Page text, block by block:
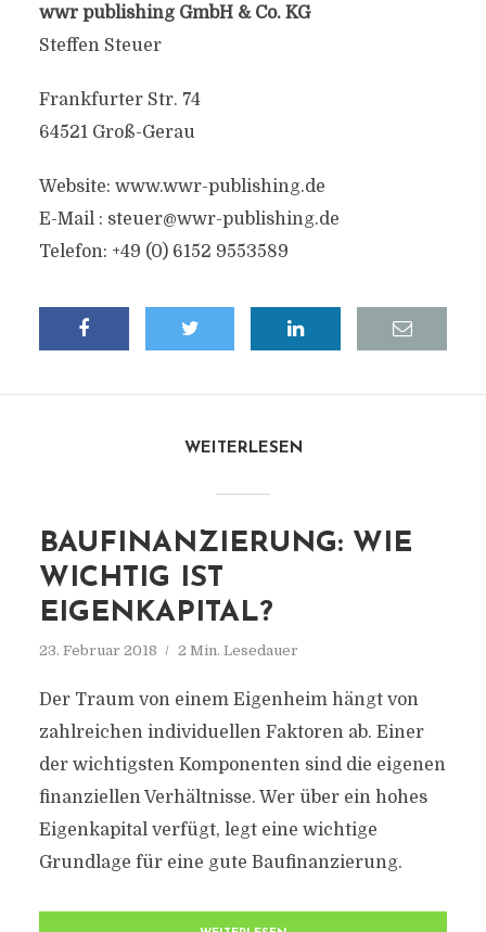
wwr publishing GmbH & Co. KG
Steffen Steuer
Frankfurter Str. 74
64521 Groß-Gerau
Website: www.wwr-publishing.de
E-Mail : steuer@wwr-publishing.de
Telefon: +49 (0) 6152 9553589
WEITERLESEN
BAUFINANZIERUNG: WIE
WICHTIG IST
EIGENKAPITAL?
23. Februar 2018 2 Min. Lesedauer
Der Traum von einem Eigenheim hängt von
zahlreichen individuellen Faktoren ab. Einer
der wichtigsten Komponenten sind die eigenen
finanziellen Verhältnisse. Wer über ein hohes
Eigenkapital verfügt, legt eine wichtige
Grundlage für eine gute Baufinanzierung.